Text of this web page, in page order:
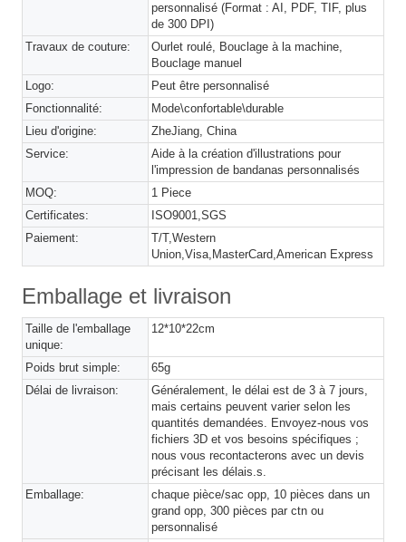
personnalisé (Format : AI, PDF, TIF, plus
de 300 DPI)
Travaux de couture:
Ourlet roulé, Bouclage à la machine,
Bouclage manuel
Logo:
Peut être personnalisé
Fonctionnalité:
Mode\confortable\durable
Lieu d'origine:
ZheJiang, China
Service:
Aide à la création d'illustrations pour
l'impression de bandanas personnalisés
MOQ:
1 Piece
Certificates:
ISO9001,SGS
Paiement:
T/T,Western
Union,Visa,MasterCard,American Express
Emballage et livraison
Taille de l'emballage
unique:
12*10*22cm
Poids brut simple:
65g
Délai de livraison:
Généralement, le délai est de 3 à 7 jours,
mais certains peuvent varier selon les
quantités demandées. Envoyez-nous vos
fichiers 3D et vos besoins spécifiques ;
nous vous recontacterons avec un devis
précisant les délais.s.
Emballage:
chaque pièce/sac opp, 10 pièces dans un
grand opp, 300 pièces par ctn ou
personnalisé